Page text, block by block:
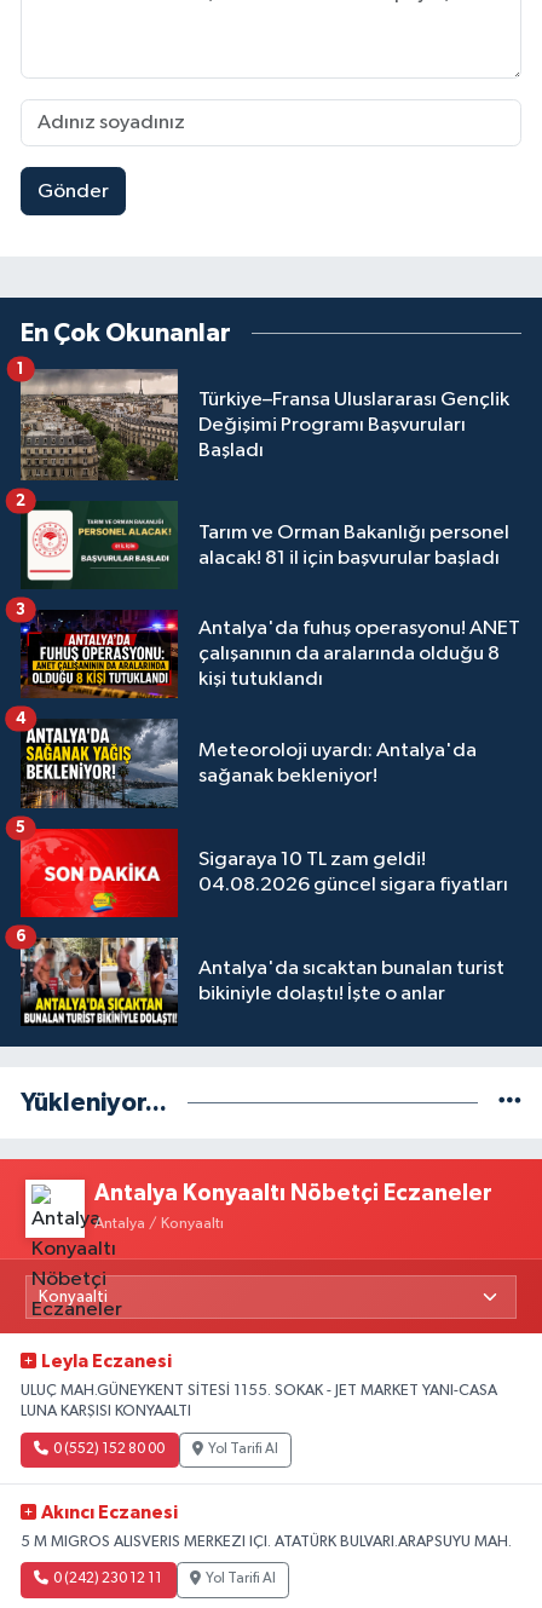
Gönder
En Çok Okunanlar
Türkiye–Fransa Uluslararası Gençlik
Değişimi Programı Başvuruları
Başladı
1
Tarım ve Orman Bakanlığı personel
alacak! 81 il için başvurular başladı
2
Antalya'da fuhuş operasyonu! ANET
çalışanının da aralarında olduğu 8
kişi tutuklandı
3
Meteoroloji uyardı: Antalya'da
sağanak bekleniyor!
4
Sigaraya 10 TL zam geldi!
04.08.2026 güncel sigara fiyatları
5
Antalya'da sıcaktan bunalan turist
bikiniyle dolaştı! İşte o anlar
6
Yükleniyor...
Antalya Konyaaltı Nöbetçi Eczaneler
Antalya / Konyaaltı
Leyla Eczanesi
ULUÇ MAH.GÜNEYKENT SİTESİ 1155. SOKAK - JET MARKET YANI-CASA
LUNA KARŞISI KONYAALTI
0 (552) 152 80 00 Yol Tarifi Al
Akıncı Eczanesi
5 M MIGROS ALISVERIS MERKEZI IÇI. ATATÜRK BULVARI.ARAPSUYU MAH.
0 (242) 230 12 11 Yol Tarifi Al